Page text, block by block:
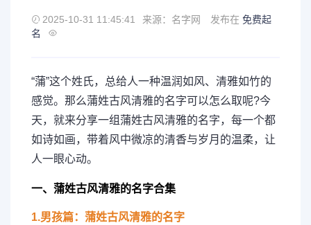
2025-10-31 11:45:41 来源：名字网 发布在 免费起
名
“蒲”这个姓氏，总给人一种温润如风、清雅如竹的
感觉。那么蒲姓古风清雅的名字可以怎么取呢?今
天，就来分享一组蒲姓古风清雅的名字，每一个都
如诗如画，带着风中微凉的清香与岁月的温柔，让
人一眼心动。
一、蒲姓古风清雅的名字合集
1.男孩篇：蒲姓古风清雅的名字